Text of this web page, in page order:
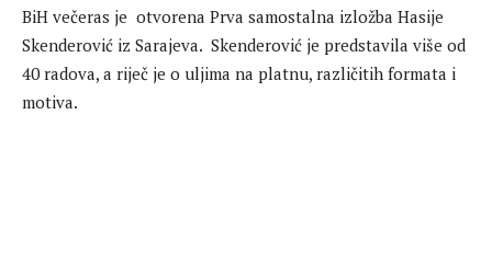
BiH večeras je otvorena Prva samostalna izložba Hasije
Skenderović iz Sarajeva. Skenderović je predstavila više od
40 radova, a riječ je o uljima na platnu, različitih formata i
motiva.